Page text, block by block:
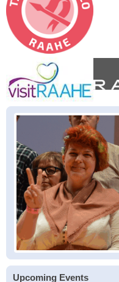
Upcoming Events